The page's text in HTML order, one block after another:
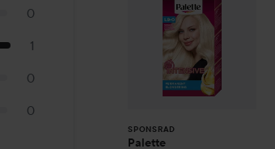
0
1
0
0
SPONSRAD
Palette